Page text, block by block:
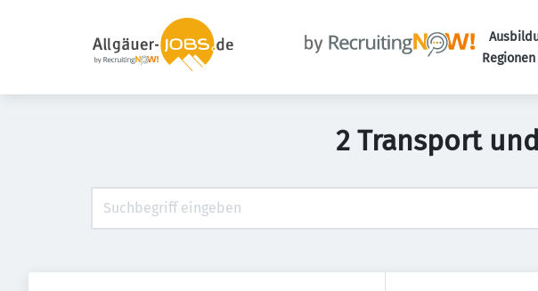
Regionen
2 Transport